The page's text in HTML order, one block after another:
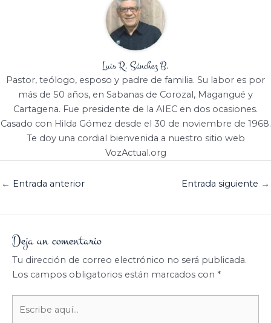
Luis R. Sánchez B.
Pastor, teólogo, esposo y padre de familia. Su labor es por
más de 50 años, en Sabanas de Corozal, Magangué y
Cartagena. Fue presidente de la AIEC en dos ocasiones.
Casado con Hilda Gómez desde el 30 de noviembre de 1968.
Te doy una cordial bienvenida a nuestro sitio web
VozActual.org
← Entrada anterior Entrada siguiente →
Deja un comentario
Tu dirección de correo electrónico no será publicada.
Los campos obligatorios están marcados con *
aquí...